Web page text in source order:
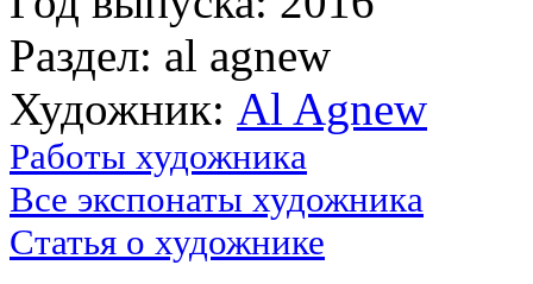
Раздел: al agnew
Художник: Al Agnew
Работы художника
Все экспонаты художника
Статья о художнике